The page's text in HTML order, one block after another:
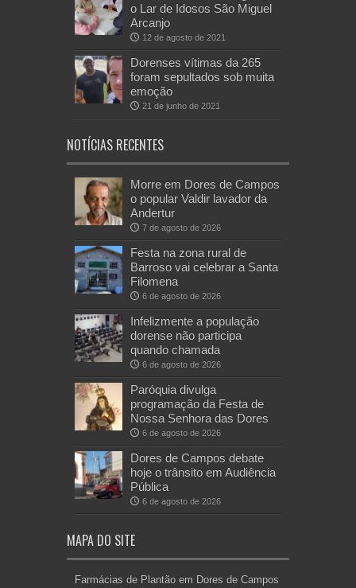
o Lar de Idosos São Miguel
Arcanjo
12 de agosto de 2021
Dorenses vítimas da 265
foram sepultados sob muita
emoção
21 de junho de 2021
NOTÍCIAS RECENTES
Morre em Dores de Campos
o popular Valdir lavador da
Andertur
7 de agosto de 2026
Festa na zona rural de
Barroso vai celebrar a Santa
Filomena
6 de agosto de 2026
Infelizmente a população
dorense não participa
quando chamada
6 de agosto de 2026
Paróquia divulga
programação da Festa de
Nossa Senhora das Dores
6 de agosto de 2026
Dores de Campos debate
hoje o trânsito em Audiência
Pública
6 de agosto de 2026
MAPA DO SITE
Farmácias de Plantão em Dores de Campos